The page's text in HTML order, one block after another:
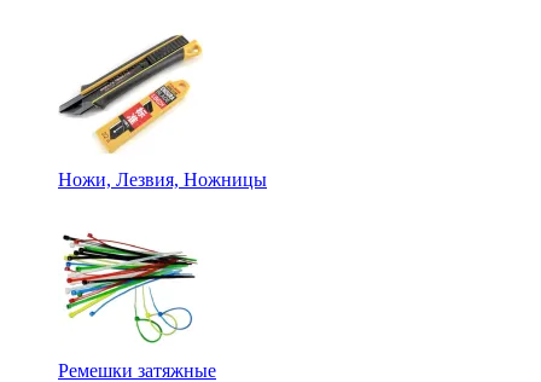
Ножи, Лезвия, Ножницы
Ремешки затяжные